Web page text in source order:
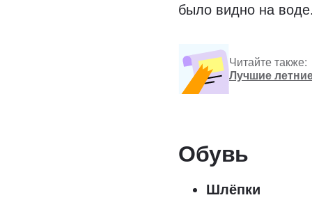
было видно на
Читайте также:
Лучшие
Обувь
Шлёпки